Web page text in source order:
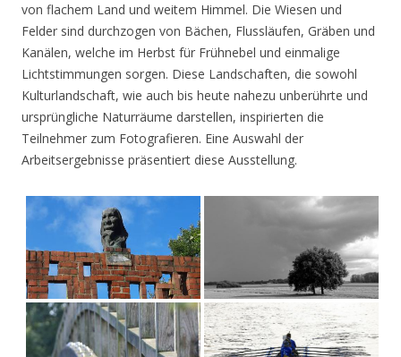
von flachem Land und weitem Himmel. Die Wiesen und
Felder sind durchzogen von Bächen, Flussläufen, Gräben und
Kanälen, welche im Herbst für Frühnebel und einmalige
Lichtstimmungen sorgen. Diese Landschaften, die sowohl
Kulturlandschaft, wie auch bis heute nahezu unberührte und
ursprüngliche Naturräume darstellen, inspirierten die
Teilnehmer zum Fotografieren. Eine Auswahl der
Arbeitsergebnisse präsentiert diese Ausstellung.